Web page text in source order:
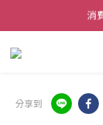
購物滿$380免
分享到